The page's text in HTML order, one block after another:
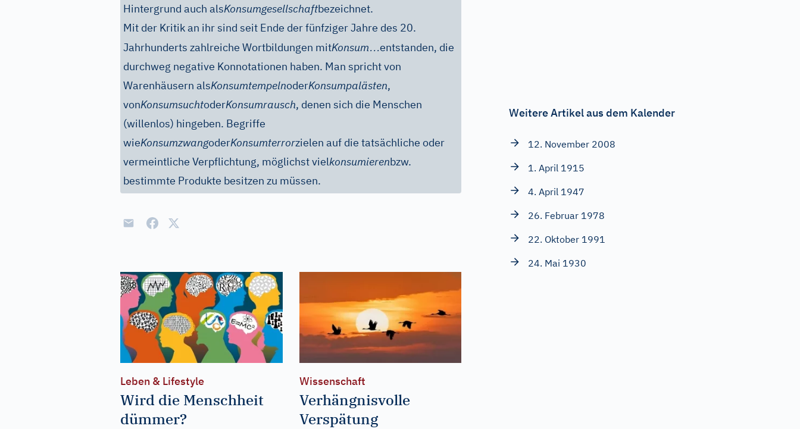
Hintergrund auch alsKonsumgesellschaftbezeichnet.
Mit der Kritik an ihr sind seit Ende der fünfziger Jahre des 20.
Jahrhunderts zahlreiche Wortbildungen mitKonsum…entstanden, die
durchweg negative Konnotationen haben. Man spricht von
Warenhäusern alsKonsumtempelnoderKonsumpalästen,
vonKonsumsuchtoderKonsumrausch, denen sich die Menschen
(willenlos) hingeben. Begriffe
wieKonsumzwangoderKonsumterrorzielen auf die tatsächliche oder
vermeintliche Verpflichtung, möglichst vielkonsumierenbzw.
bestimmte Produkte besitzen zu müssen.
Leben & Lifestyle
Wird die Menschheit
dümmer?
Wissenschaft
Verhängnisvolle
Verspätung
Weitere Artikel aus dem Kalender
12. November 2008
1. April 1915
4. April 1947
26. Februar 1978
22. Oktober 1991
24. Mai 1930